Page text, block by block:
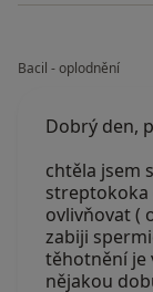
Bacil - oplodnění
Dobrý den,
chtěla jsem
streptokoka
ovlivňovat (
zabiji
těhotnění je
nějakou